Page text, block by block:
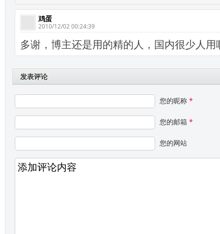
鸡蛋
2010/12/02 00:24:39
多谢，博主还是用的精的人，国内很少人用
发表评论
您的昵称 *
您的邮箱 *
您的网站